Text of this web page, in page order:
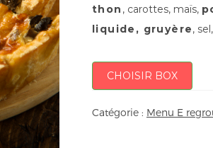
thon , carottes, maïs,
liquide, gruyère,
CHOISIR BOX
Catégorie : Menu E